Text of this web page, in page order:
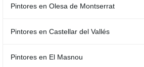
Pintores en Olesa de Montserrat
Pintores en Castellar del Vallés
Pintores en El Masnou